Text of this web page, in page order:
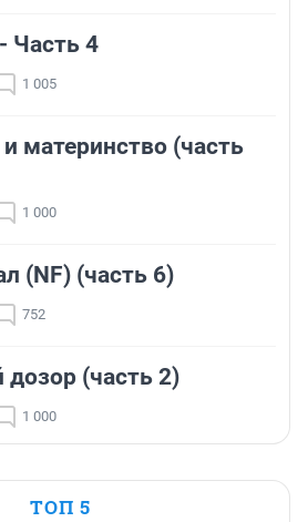
Часть 4
1 005
и материнство (часть
1 000
(NF) (часть 6)
752
дозор (часть 2)
1 000
ТОП 5